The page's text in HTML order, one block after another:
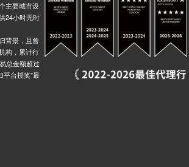
主要城市设
24小时无时
背景，且曾
构，累计行
总金额超过
平台授奖"最